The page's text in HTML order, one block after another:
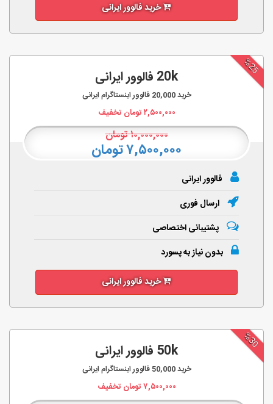
خرید فالوور ایرانی
%25
20k فالوور ایرانی
خرید20,000 فالوور اینستاگرام ایرانی
۲,۵۰۰,۰۰۰تومان تخفیف
۱۰,۰۰۰,۰۰۰تومان
۷,۵۰۰,۰۰۰ تومان
فالوور ایرانی
ارسال فوری
پشتیبانی اختصاصی
بدون نیاز به پسورد
خرید فالوور ایرانی
%30
50k فالوور ایرانی
خرید50,000فالوور اینستاگرام ایرانی
۷,۵۰۰,۰۰۰تومان تخفیف